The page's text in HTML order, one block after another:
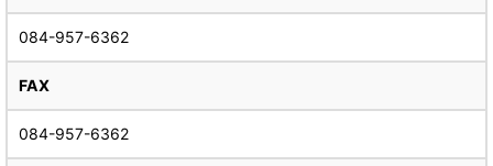
084-957-6362
FAX
084-957-6362